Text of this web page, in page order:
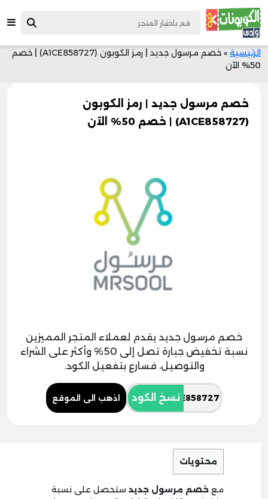
الرئيسية »
خصم مرسول جديد | رمز الكوبون (A1CE858727) | خصم
50% الآن
خصم مرسول جديد | رمز الكوبون
(A1CE858727) | خصم 50% الآن
خصم مرسول جديد يقدم لعملاء المتجر المميزين
نسبة تخفيض جبارة تصل إلى 50% وأكثر على الشراء
والتوصيل، فسارع بتفعيل الكود.
نسخ الكود اذهب الى الموقع
محتويات
مع خصم مرسول جديد ستحصل على نسبة